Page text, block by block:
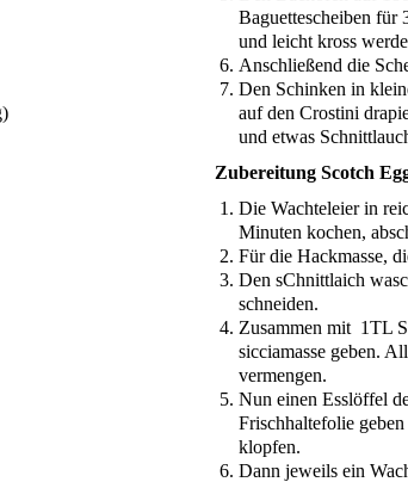
Baguette­schei­ben für
und leicht kross
Anschlie­ßend die
Den Schin­ken in
auf den Crosti­ni
und etwas
Zube­rei­tung Scotch
Die Wach­tel­ei­er in
Minu­ten kochen,
Für die Hack­mas­se,
Den sChnitt­laich
schneiden.
Zusam­men mit 1TL
sic­cia­mas­se geben.
vermengen.
Nun einen Ess­löf­fel
Frisch­hal­te­fo­lie
klopfen.
Dann jeweils ein